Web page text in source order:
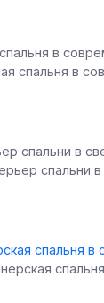
спальня в
спальни